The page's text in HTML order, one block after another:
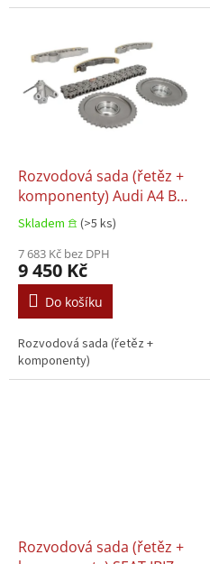
Rozvodová sada (řetěz +
komponenty) Audi A4 B7,
Audi A4 B8, Audi A6
ALLROAD C6, Audi A6 C6,
Audi A8 D3, Audi Q7 VW
PHAETON, Volkswagen
TOUAREG 2.7D/3.0D/4.0D
05.2003–03.2012
Skladem 𖠿 (>5 ks)
7 683 Kč bez DPH
9 450 Kč
Do košíku
Rozvodová sada (řetěz +
komponenty)
Rozvodová sada (řetěz +